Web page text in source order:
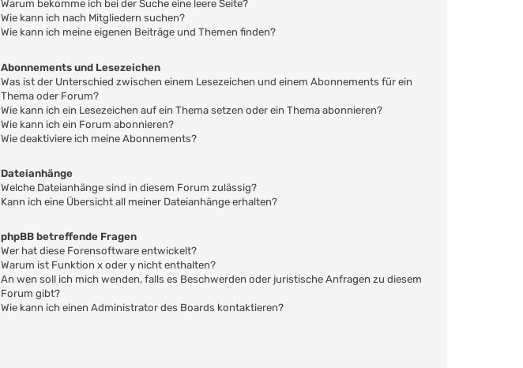
Warum bekomme ich bei der Suche eine leere Seite?
Wie kann ich nach Mitgliedern suchen?
Wie kann ich meine eigenen Beiträge und Themen finden?
Abonnements und Lesezeichen
Was ist der Unterschied zwischen einem Lesezeichen und einem Abonnements für ein
Thema oder Forum?
Wie kann ich ein Lesezeichen auf ein Thema setzen oder ein Thema abonnieren?
Wie kann ich ein Forum abonnieren?
Wie deaktiviere ich meine Abonnements?
Dateianhänge
Welche Dateianhänge sind in diesem Forum zulässig?
Kann ich eine Übersicht all meiner Dateianhänge erhalten?
phpBB betreffende Fragen
Wer hat diese Forensoftware entwickelt?
Warum ist Funktion x oder y nicht enthalten?
An wen soll ich mich wenden, falls es Beschwerden oder juristische Anfragen zu diesem
Forum gibt?
Wie kann ich einen Administrator des Boards kontaktieren?